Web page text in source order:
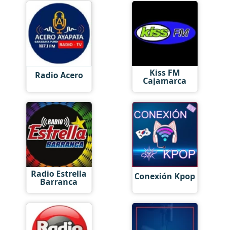
Radio Acero Kiss FM
Cajamarca
Radio Estrella
Barranca Conexión Kpop